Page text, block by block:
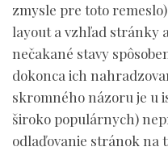
zmysle pre toto
layout a vzhľad stránky
nečakané stavy
dokonca ich
skromného názoru je u
široko populárnych)
odlaďovanie stránok na